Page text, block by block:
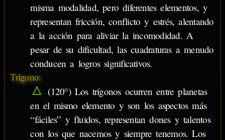
misma modalidad, pero diferentes elementos, y
representan fricción, conflicto y estrés, alentando
a la acción para aliviar la incomodidad. A
pesar de su dificultad, las cuadraturas a menudo
conducen a logros significativos.
Trígono:
(120°) Los trígonos ocurren entre planetas
en el mismo elemento y son los aspectos más
“fáciles” y fluidos, representan dones y talentos
con los que nacemos y siempre tenemos. Los